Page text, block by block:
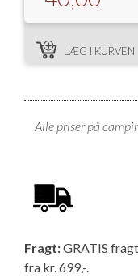
LÆG I KURVEN
Alle priser på
Fragt:GRATIS
fra kr. 699,-.